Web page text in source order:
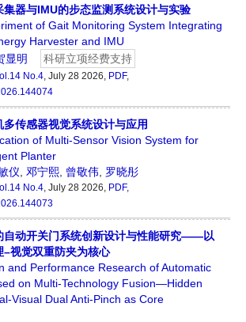
集器与IMU的步态监测系统设计与实验
of Gait Monitoring System Integrating
Harvester and IMU
显明 科研立项经费支持
No.4 , July 28 2026, PDF,
传感器视觉系统设计与应用
of Multi-Sensor Vision System for
Planter
仪 邓宁熙 曾敬伟 罗晓彤
No.4 , July 28 2026, PDF,
自动开关门系统创新设计与性能研究——以
–视觉双重防夹为核心
and Performance Research of Automatic
on Multi-Technology Fusion—Hidden
Visual Dual Anti-Pinch as Core